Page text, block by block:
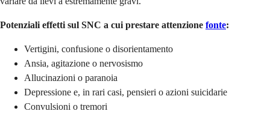
Potenziali effetti sul SNC a cui prestare attenzione fonte:
Vertigini, confusione o disorientamento
Ansia, agitazione o nervosismo
Allucinazioni o paranoia
Depressione e, in rari casi, pensieri o azioni suicidarie
Convulsioni o tremori